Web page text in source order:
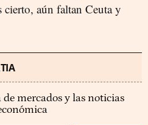
cierto, aún faltan Ceuta y
mercados y las noticias